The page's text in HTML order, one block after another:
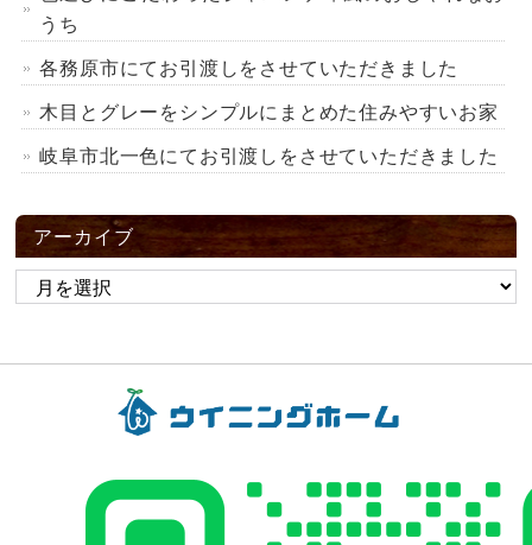
うち
各務原市にてお引渡しをさせていただきました
木目とグレーをシンプルにまとめた住みやすいお家
岐阜市北一色にてお引渡しをさせていただきました
アーカイブ